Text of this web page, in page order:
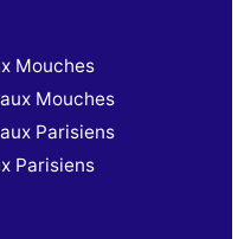
Mouches
Mouches
Parisiens
Parisiens